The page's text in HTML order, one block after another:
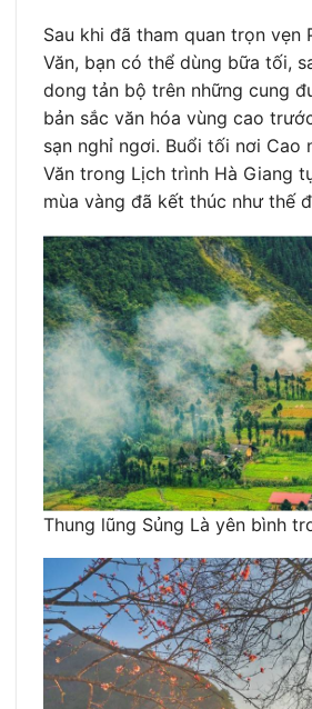
Sau khi đã tham quan trọn vẹn
Văn, bạn có thể dùng bữa tối,
dong tản bộ trên những cung
bản sắc văn hóa vùng cao
sạn nghỉ ngơi. Buổi tối nơi Cao
Văn trong Lịch trình Hà Giang
mùa vàng đã kết thúc như thế
Thung lũng Sủng Là yên bình